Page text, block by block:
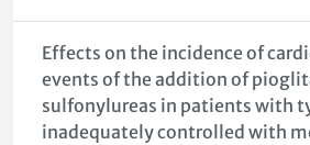
Effects on the incidence of
events of the addition of
sulfonylureas in patients with
inadequately controlled with